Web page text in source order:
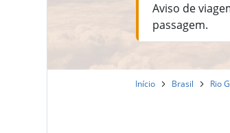
Aviso de
passagem.
Início Brasil Rio